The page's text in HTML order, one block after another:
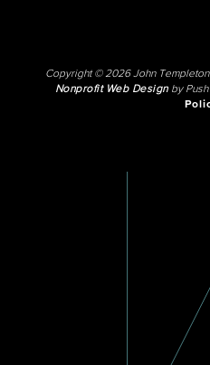
Copyright © 2026 John
Nonprofit Web Designby